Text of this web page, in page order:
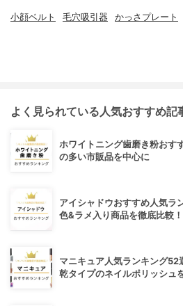
小顔ベルト 毛穴吸引器 かっさプレート
よく見られている人気おすすめ記
ホワイトニング歯磨き粉おす
の多い市販品を中心に
アイシャドウおすすめ人気ラ
色&ラメ入り商品を徹底比較！
マニキュア人気ランキング52
乾タイプのネイルポリッシュ